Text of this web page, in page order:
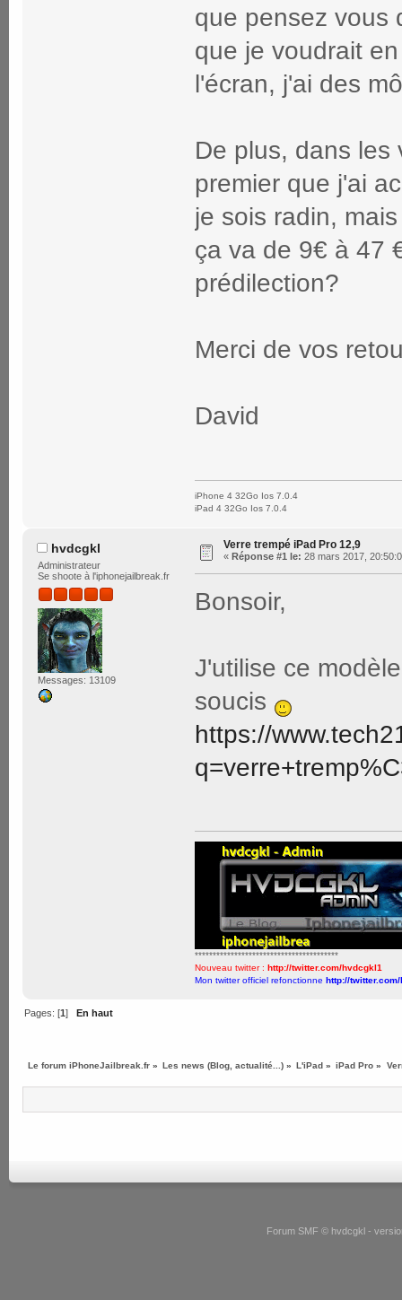
que pensez vous
que je voudrait
l'écran, j'ai des
De plus, dans les
premier que j'ai
je sois radin,
ça va de 9€ à 47
prédilection?
Merci de vos
David
iPhone 4 32Go Ios 7.0.4
iPad 4 32Go Ios 7.0.4
hvdcgkl
Administrateur
Se shoote à l'iphonejailbreak.fr
Messages: 13109
Verre trempé iPad Pro 12,9
« Réponse #1 le: 28 mars 2017,
Bonsoir,
J'utilise ce
soucis
https://
****************************************
Nouveau twitter : http://twitter.com/hvdcgkl1
Mon twitter officiel refonctionne http://
Pages: [1] En haut
Le forum iPhoneJailbreak.fr » Les news (Blog, actualité...) » L'iPad » iPad Pro »
Forum SMF © hvdcgkl -